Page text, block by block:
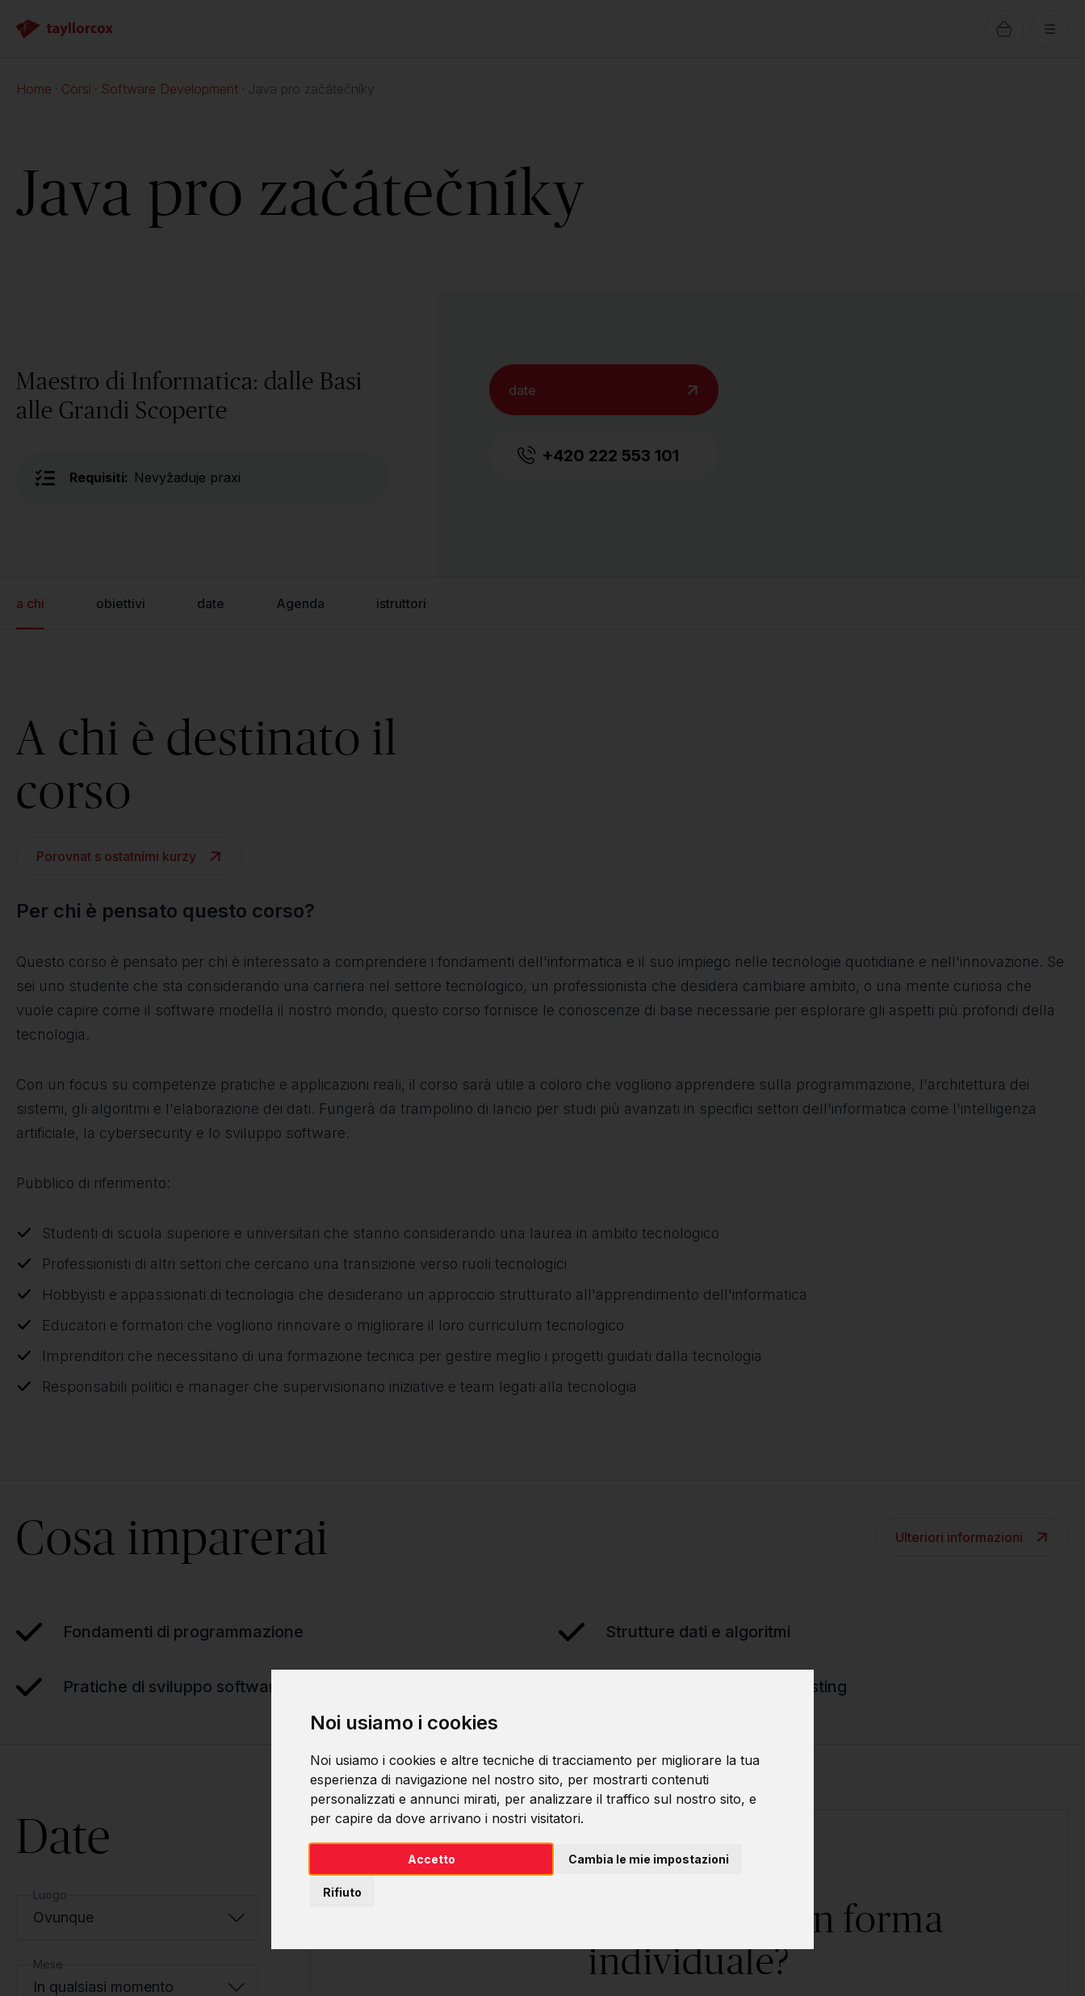
Noi usiamo i cookies
Noi usiamo i cookies e altre tecniche di tracciamento per migliorare la tua
esperienza di navigazione nel nostro sito, per mostrarti contenuti
personalizzati e annunci mirati, per analizzare il traffico sul nostro sito, e
per capire da dove arrivano i nostri visitatori.
Accetto
Rifiuto
Cambia le mie impostazioni
Home Corsi Software Development Java pro začátečníky
Java pro začátečníky
Maestro di Informatica: dalle Basi
alle Grandi Scoperte
Requisiti: Nevyžaduje praxi
date
+420 222 553 101
a chi obiettivi date Agenda istruttori
A chi è destinato il
corso
Porovnat s ostatními kurzy
Per chi è pensato questo corso?
Questo corso è pensato per chi è interessato a comprendere i fondamenti dell'informatica e il suo impiego nelle tecnologie quotidiane e nell'innovazione. Se
sei uno studente che sta considerando una carriera nel settore tecnologico, un professionista che desidera cambiare ambito, o una mente curiosa che
vuole capire come il software modella il nostro mondo, questo corso fornisce le conoscenze di base necessarie per esplorare gli aspetti più profondi della
tecnologia.
Con un focus su competenze pratiche e applicazioni reali, il corso sarà utile a coloro che vogliono apprendere sulla programmazione, l'architettura dei
sistemi, gli algoritmi e l'elaborazione dei dati. Fungerà da trampolino di lancio per studi più avanzati in specifici settori dell'informatica come l'intelligenza
artificiale, la cybersecurity e lo sviluppo software.
Pubblico di riferimento:
Studenti di scuola superiore e universitari che stanno considerando una laurea in ambito tecnologico
Professionisti di altri settori che cercano una transizione verso ruoli tecnologici
Hobbyisti e appassionati di tecnologia che desiderano un approccio strutturato all'apprendimento dell'informatica
Educatori e formatori che vogliono rinnovare o migliorare il loro curriculum tecnologico
Imprenditori che necessitano di una formazione tecnica per gestire meglio i progetti guidati dalla tecnologia
Responsabili politici e manager che supervisionano iniziative e team legati alla tecnologia
Cosa imparerai Ulteriori informazioni
Fondamenti di programmazione Strutture dati e algoritmi
Pratiche di sviluppo software Tecniche di debugging e testing
Date
Luogo
Ovunque
Mese
In qualsiasi momento
Desideri questo corso in forma
individuale?